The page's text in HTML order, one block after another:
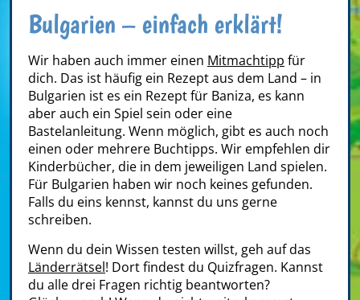
Bulgarien – einfach erklärt!
Wir haben auch immer einen Mitmachtipp für
dich. Das ist häufig ein Rezept aus dem Land – in
Bulgarien ist es ein Rezept für Baniza, es kann
aber auch ein Spiel sein oder eine
Bastelanleitung. Wenn möglich, gibt es auch noch
einen oder mehrere Buchtipps. Wir empfehlen dir
Kinderbücher, die in dem jeweiligen Land spielen.
Für Bulgarien haben wir noch keines gefunden.
Falls du eins kennst, kannst du uns gerne
schreiben.
Wenn du dein Wissen testen willst, geh auf das
Länderrätsel! Dort findest du Quizfragen. Kannst
du alle drei Fragen richtig beantworten?